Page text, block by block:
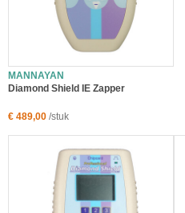
MANNAYAN
Diamond Shield IE Zapper
€ 489,00 /stuk